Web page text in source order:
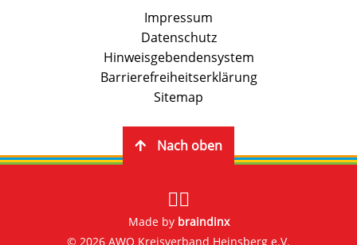
Impressum
Datenschutz
Hinweisgebendensystem
Barrierefreiheitserklärung
Sitemap
Nach oben
© 2026 AWO Kreisverband Heinsberg e.V.
Made by braindinx